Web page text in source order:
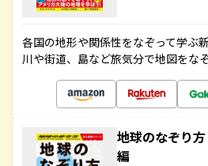
各国の地形や関係性をなぞって学ぶ
川や街道、島など旅気分で地図をな
地球のなぞり
編